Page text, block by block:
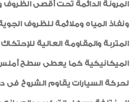
المرونة الدائمة تحت أقصى الظروف
ونفاذ المياه وملائمة للظروف
المتربة والمقاومة العالية
الميكانيكية كما يعطى سطح
لحركة السيارات يقاوم الشروخ فى